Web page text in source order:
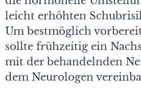
leicht erhöhten
Um bestmöglich
sollte frühzeitig ein
mit der behandelnden
dem Neurologen